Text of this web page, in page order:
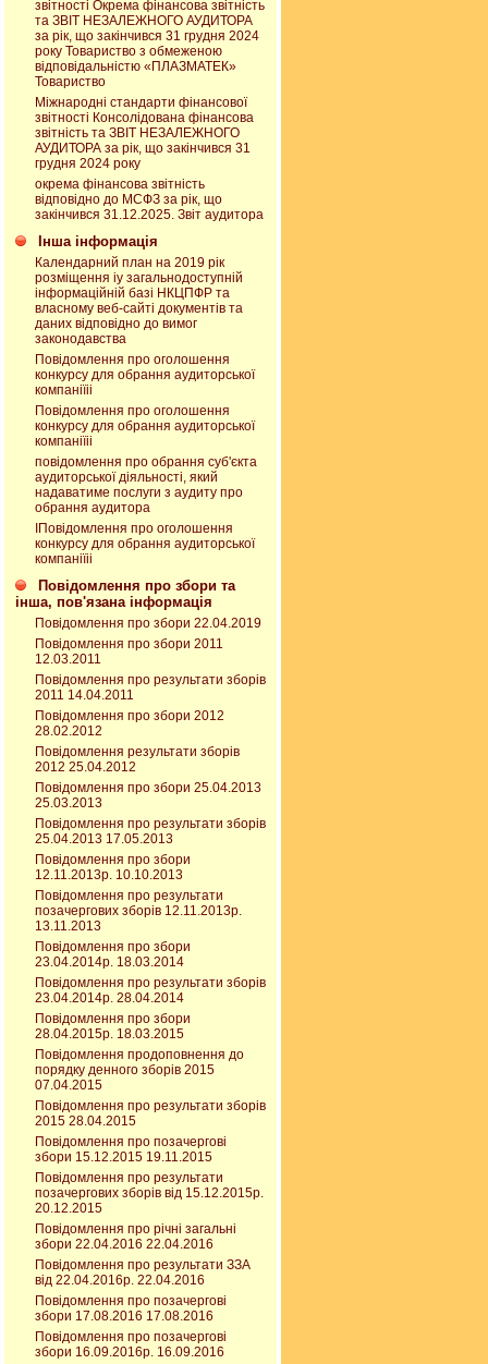
звітності Окрема фінансова звітність
та ЗВІТ НЕЗАЛЕЖНОГО АУДИТОРА
за рік, що закінчився 31 грудня 2024
року Товариство з обмеженою
відповідальністю «ПЛАЗМАТЕК»
Товариство
Міжнародні стандарти фінансової
звітності Консолідована фінансова
звітність та ЗВІТ НЕЗАЛЕЖНОГО
АУДИТОРА за рік, що закінчився 31
грудня 2024 року
окрема фінансова звітність
відповідно до МСФЗ за рік, що
закінчився 31.12.2025. Звіт аудитора
Інша інформація
Календарний план на 2019 рік
розміщення іу загальнодоступній
інформаційній базі НКЦПФР та
власному веб-сайті документів та
даних відповідно до вимог
законодавства
Повідомлення про оголошення
конкурсу для обрання аудиторської
компаніїіі
Повідомлення про оголошення
конкурсу для обрання аудиторської
компаніїіі
повідомлення про обрання суб'єкта
аудиторської діяльності, який
надаватиме послуги з аудиту про
обрання аудитора
ІПовідомлення про оголошення
конкурсу для обрання аудиторської
компаніїіі
Повідомлення про збори та
інша, пов'язана інформація
Повідомлення про збори 22.04.2019
Повідомлення про збори 2011
12.03.2011
Повідомлення про результати зборів
2011 14.04.2011
Повідомлення про збори 2012
28.02.2012
Повідомлення результати зборів
2012 25.04.2012
Повідомлення про збори 25.04.2013
25.03.2013
Повідомлення про результати зборів
25.04.2013 17.05.2013
Повідомлення про збори
12.11.2013р. 10.10.2013
Повідомлення про результати
позачергових зборів 12.11.2013р.
13.11.2013
Повідомлення про збори
23.04.2014р. 18.03.2014
Повідомлення про результати зборів
23.04.2014р. 28.04.2014
Повідомлення про збори
28.04.2015р. 18.03.2015
Повідомлення продоповнення до
порядку денного зборів 2015
07.04.2015
Повідомлення про результати зборів
2015 28.04.2015
Повідомлення про позачергові
збори 15.12.2015 19.11.2015
Повідомлення про результати
позачергових зборів від 15.12.2015р.
20.12.2015
Повідомлення про річні загальні
збори 22.04.2016 22.04.2016
Повідомлення про результати ЗЗА
від 22.04.2016р. 22.04.2016
Повідомлення про позачергові
збори 17.08.2016 17.08.2016
Повідомлення про позачергові
збори 16.09.2016р. 16.09.2016